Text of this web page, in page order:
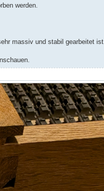
werden.
massiv und stabil gearbeitet ist.